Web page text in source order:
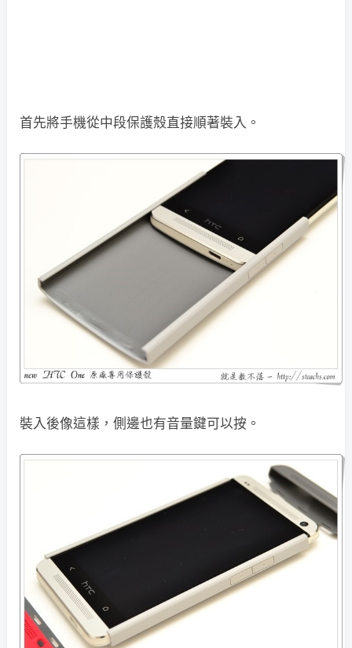
首先將手機從中段保護殼直接順著裝入。
裝入後像這樣，側邊也有音量鍵可以按。